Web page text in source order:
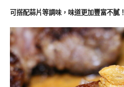
可搭配蒜片等調味，味道更加豐富不膩！